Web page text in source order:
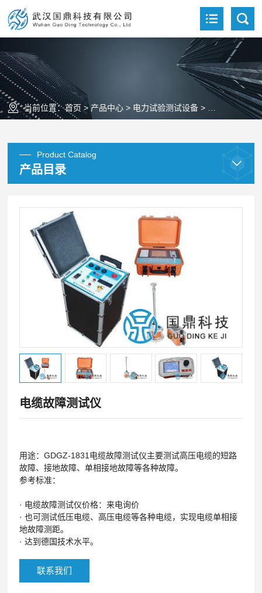
当前位置：首页 >产品中心 > 电力试验测试设备 > 电缆故障测试
Product Catalog
产品目录
电缆故障测试仪
用途：GDGZ-1831电缆故障测试仪主要测试高压电缆的短路
故障、接地故障、单相接地故障等各种故障。
参考标准：
· 电缆故障测试仪价格：来电询价
· 也可测试低压电缆、高压电缆等各种电缆，实现电缆单相接
地故障测距。
· 达到德国技术水平。
联系我们